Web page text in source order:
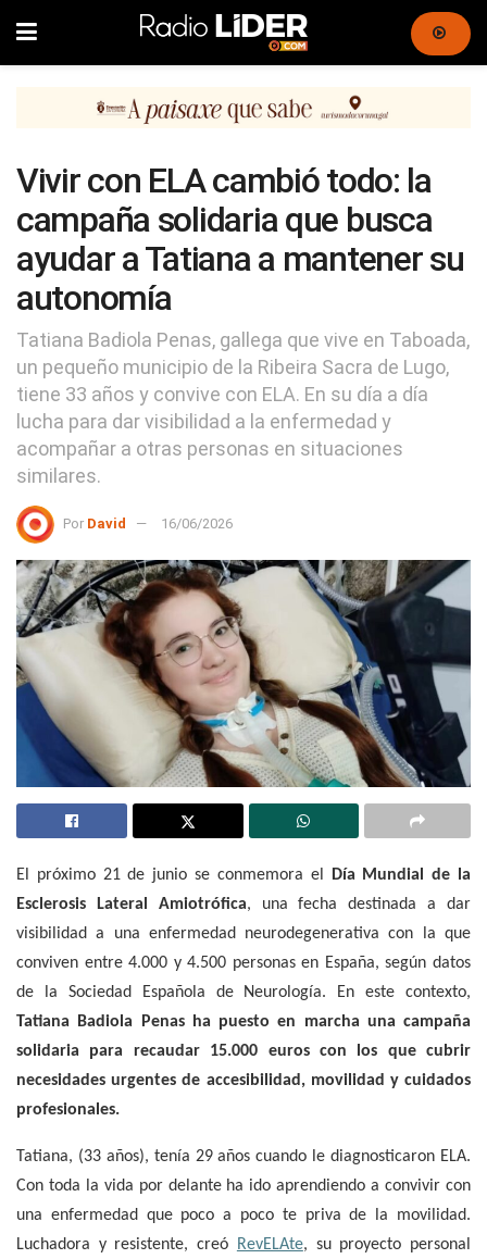
Vivir con ELA cambió todo: la
campaña solidaria que busca
ayudar a Tatiana a mantener su
autonomía
Tatiana Badiola Penas, gallega que vive en Taboada,
un pequeño municipio de la Ribeira Sacra de Lugo,
tiene 33 años y convive con ELA. En su día a día
lucha para dar visibilidad a la enfermedad y
acompañar a otras personas en situaciones
similares.
Por David 16/06/2026
El próximo 21 de junio se conmemora el
Día Mundial de la
Esclerosis Lateral Amiotrófica, una fecha destinada a dar
visibilidad a una enfermedad neurodegenerativa con la que
conviven entre 4.000 y 4.500 personas en España, según datos
de la Sociedad Española de Neurología. En este contexto,
Tatiana Badiola Penas ha puesto en marcha una campaña
solidaria para recaudar 15.000 euros con los que cubrir
necesidades urgentes de accesibilidad, movilidad y cuidados
profesionales.
Tatiana, (33 años), tenía 29 años cuando le diagnosticaron ELA.
Con toda la vida por delante ha ido aprendiendo a convivir con
una enfermedad que poco a poco te priva de la movilidad.
Luchadora y resistente, creó
RevELAte, su proyecto personal